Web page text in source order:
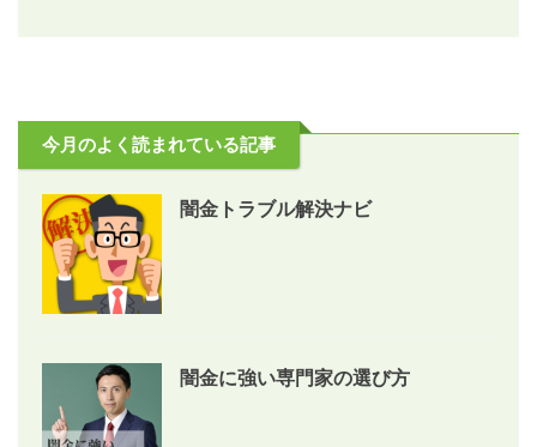
今月のよく読まれている記事
闇金トラブル解決ナビ
闇金に強い専門家の選び方